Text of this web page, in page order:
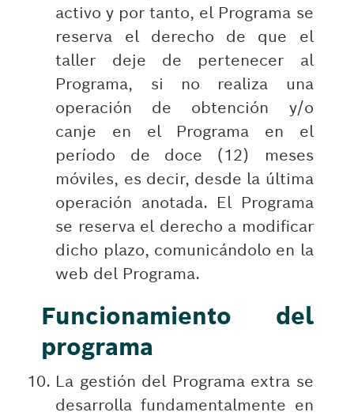
activo y por tanto, el Programa se
reserva el derecho de que el
taller deje de pertenecer al
Programa, si no realiza una
operación de obtención y/o
canje en el Programa en el
período de doce (12) meses
móviles, es decir, desde la última
operación anotada. El Programa
se reserva el derecho a modificar
dicho plazo, comunicándolo en la
web del Programa.
Funcionamiento del
programa
La gestión del Programa extra se
desarrolla fundamentalmente en